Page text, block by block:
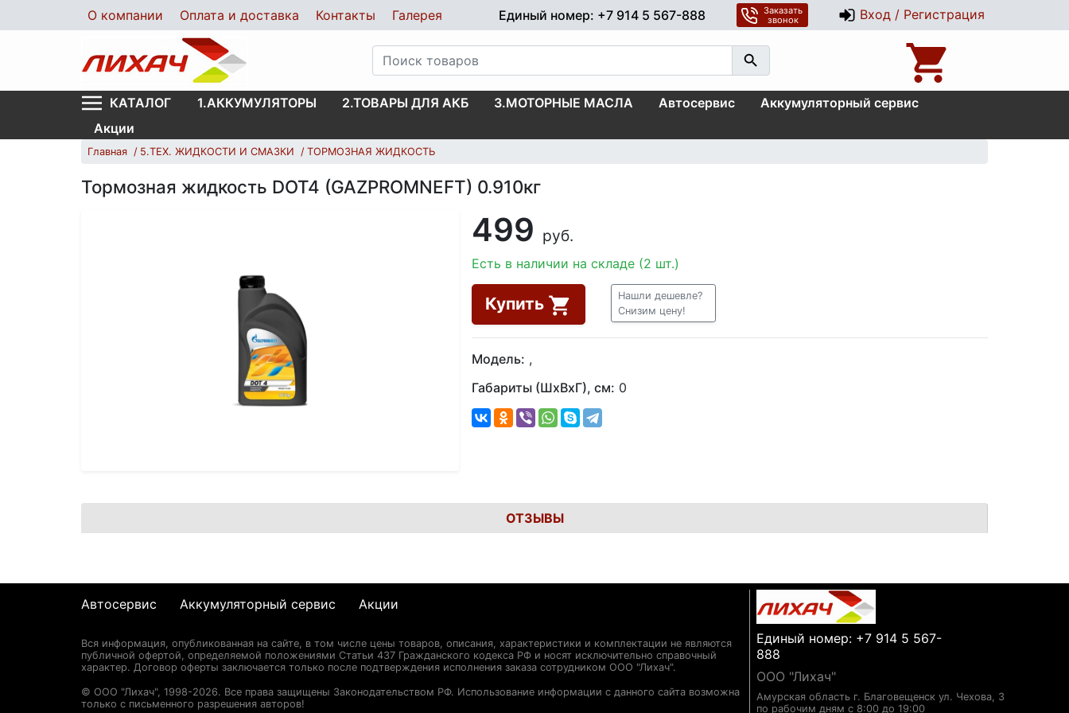
О компании Оплата и доставка Контакты Галерея Единый номер: +7 914 5 567-888
Заказать
звонок
Вход / Регистрация
КАТАЛОГ 1.АККУМУЛЯТОРЫ 2.ТОВАРЫ ДЛЯ АКБ 3.МОТОРНЫЕ МАСЛА Автосервис
Аккумуляторный сервис
Акции
Главная 5.ТЕХ. ЖИДКОСТИ И СМАЗКИ ТОРМОЗНАЯ ЖИДКОСТЬ
Тормозная жидкость DOT4 (GAZPROMNEFT) 0.910кг
499 руб.
Есть в наличии на складе (2 шт.)
Купить
Нашли дешевле?
Снизим цену!
Модель: ,
Габариты (ШхВхГ), см: 0
ОТЗЫВЫ
Единый номер: +7 914 5 567-
888
ООО "Лихач"
Амурская область г. Благовещенск ул. Чехова, 3
по рабочим дням с 8:00 до 19:00
Автосервис Аккумуляторный сервис Акции
Вся информация, опубликованная на сайте, в том числе цены товаров, описания, характеристики и комплектации не являются
публичной офертой, определяемой положениями Статьи 437 Гражданского кодекса РФ и носят исключительно справочный
характер. Договор оферты заключается только после подтверждения исполнения заказа сотрудником ООО "Лихач".
© ООО "Лихач", 1998-2026. Все права защищены Законодательством РФ. Использование информации с данного сайта возможна
только с письменного разрешения авторов!